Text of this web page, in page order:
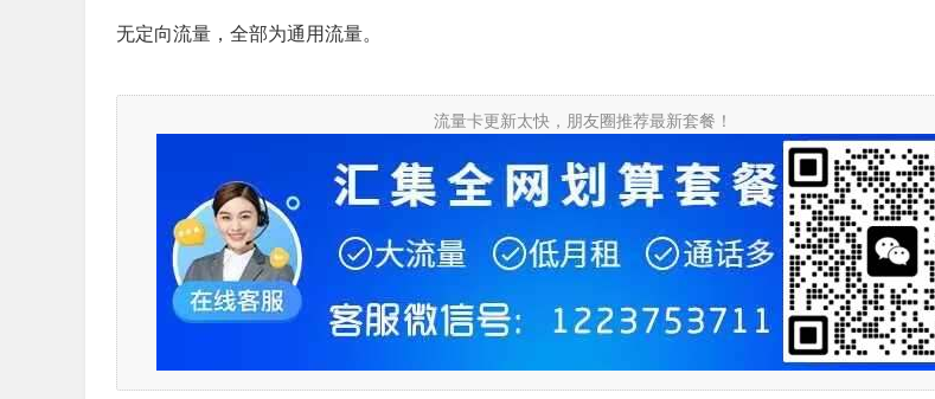
无定向流量，全部为通用流量。
流量卡更新太快，朋友圈推荐最新套餐！